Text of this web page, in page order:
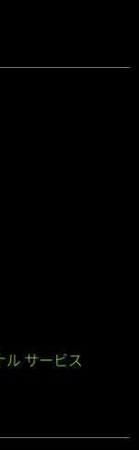
ル サービス